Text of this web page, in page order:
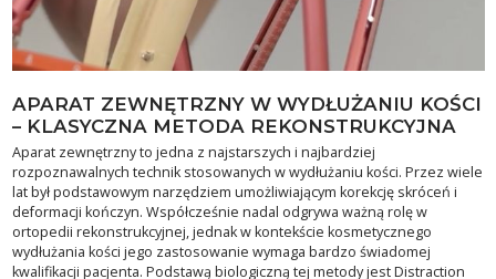
APARAT ZEWNĘTRZNY W WYDŁUŻANIU KOŚCI
– KLASYCZNA METODA REKONSTRUKCYJNA
Aparat zewnętrzny to jedna z najstarszych i najbardziej
rozpoznawalnych technik stosowanych w wydłużaniu kości. Przez wiele
lat był podstawowym narzędziem umożliwiającym korekcję skróceń i
deformacji kończyn. Współcześnie nadal odgrywa ważną rolę w
ortopedii rekonstrukcyjnej, jednak w kontekście kosmetycznego
wydłużania kości jego zastosowanie wymaga bardzo świadomej
kwalifikacji pacjenta. Podstawą biologiczną tej metody jest Distraction